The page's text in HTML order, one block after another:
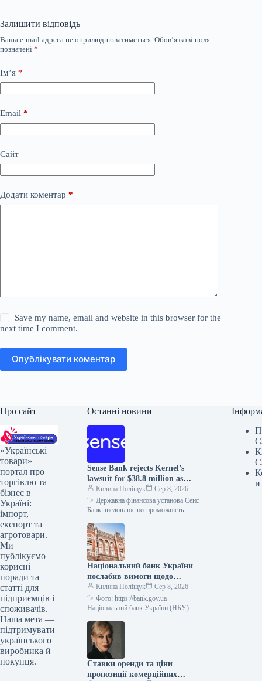
Залишити відповідь
Ваша e-mail адреса не оприлюднюватиметься. Обов’язкові поля
позначені *
Ім’я *
Email *
Сайт
Додати коментар *
Save my name, email and website in this browser for the
next time I comment.
Опублікувати коментар
Про сайт
«Українські
товари» —
портал про
торгівлю та
бізнес в
Україні:
імпорт,
експорт та
агротовари.
Ми
публікуємо
корисні
поради та
статті для
підприємців і
споживачів.
Наша мета —
підтримувати
українського
виробника й
покупця.
Останні новини
Sense Bank rejects Kernel’s
lawsuit for $38.8 million as
unfounded.
Килина Поліщук
Сер 8, 2026
“> Державна фінансова установа Сенс
Банк висловлює неспроможність
Investments Limited, що входить до
агрогрупи “Кернел”, щодо…
Національний банк України
послабив вимоги щодо
реструктуризації позик для
підприємств та застави
сільськогосподарської
Килина Поліщук
Сер 8, 2026
“> Фото: https://bank.gov.ua
Національний банк України (НБУ)
визнавати неспроможність
позичальників у випадку
короткострокової, тривалістю до
одного…
Ставки оренди та ціни
пропозиції комерційних
и